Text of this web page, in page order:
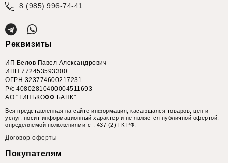
Реквизиты
ИП Белов Павел Александрович
ИНН 772453593300
ОГРН 323774600217231
Р/с 40802810400004511693
АО "ТИНЬКОФФ БАНК"
Вся представленная на сайте информация, касающаяся товаров, цен и
услуг, носит информационный характер и не является публичной офертой,
определяемой положениями ст. 437 (2) ГК РФ.
Договор оферты
8 (985) 996-74-41
Покупателям